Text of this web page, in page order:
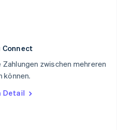
Zahlungen zwischen mehreren
können.
Detail